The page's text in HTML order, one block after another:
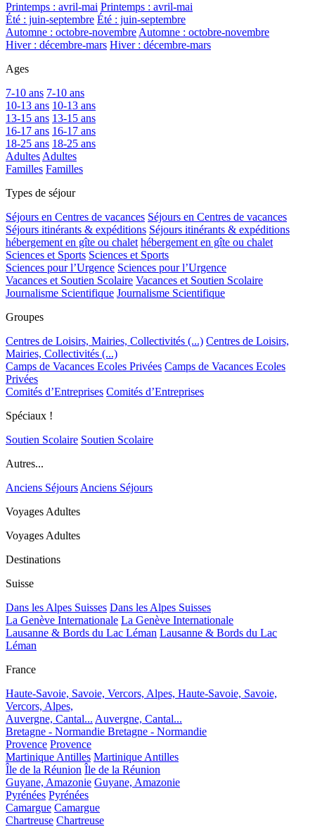
Printemps : avril-mai Printemps : avril-mai
Été : juin-septembre Été : juin-septembre
Automne : octobre-novembreAutomne : octobre-novembre
Hiver : décembre-mars Hiver : décembre-mars
Ages
7-10 ans 7-10 ans
10-13 ans 10-13 ans
13-15 ans 13-15 ans
16-17 ans 16-17 ans
18-25 ans 18-25 ans
AdultesAdultes
Familles Familles
Types de séjour
Séjours en Centres de vacances Séjours en Centres de vacances
Séjours itinérants & expéditions Séjours itinérants & expéditions
hébergement en gîte ou chalet hébergement en gîte ou chalet
Sciences et Sports Sciences et Sports
Sciences pour l’Urgence Sciences pour l’Urgence
Vacances et Soutien Scolaire Vacances et Soutien Scolaire
Journalisme Scientifique Journalisme Scientifique
Groupes
Centres de Loisirs, Mairies, Collectivités (...) Centres de Loisirs,
Mairies, Collectivités (...)
Camps de Vacances Ecoles Privées Camps de Vacances Ecoles
Privées
Comités d’Entreprises Comités d’Entreprises
Spéciaux !
Soutien Scolaire Soutien Scolaire
Autres...
Anciens SéjoursAnciens Séjours
Voyages Adultes
Voyages Adultes
Destinations
Suisse
Dans les Alpes Suisses Dans les Alpes Suisses
La Genève Internationale La Genève Internationale
Lausanne & Bords du Lac Léman Lausanne & Bords du Lac
Léman
France
Haute-Savoie, Savoie, Vercors, Alpes, Haute-Savoie, Savoie,
Vercors, Alpes,
Auvergne, Cantal... Auvergne, Cantal...
Bretagne - Normandie Bretagne - Normandie
Provence Provence
Martinique Antilles Martinique Antilles
Île de la Réunion Île de la Réunion
Guyane, Amazonie Guyane, Amazonie
Pyrénées Pyrénées
Camargue Camargue
Chartreuse Chartreuse